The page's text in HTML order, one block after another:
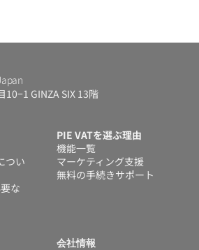
10−1 GINZA SIX 13階
つい
な
PIE VATを選ぶ理由
機能一覧
マーケティング支援
無料の手続きサポート
会社情報